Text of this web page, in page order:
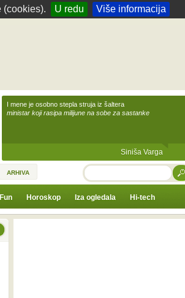
(cookies). U redu Više informacija
I mene je osobno stepla struja iz šaltera
ministar koji rasipa milijune na sobe za sastanke
Siniša Varga
ARHIVA TRAŽI
Fun Horoskop Iza ogledala Hi-tech